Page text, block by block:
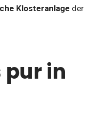
Klosteranlage der
in